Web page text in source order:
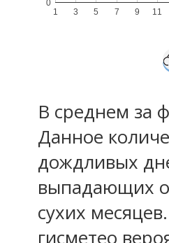
1 3 5 7 9 11
0
В среднем за
Данное
дождливых
выпадающих
сухих
гисметео